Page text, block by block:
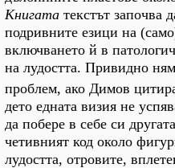
Книгата текстът започва
подривните езици на
включването й в
на лудостта. Привидно
проблем, ако Димов
дето едната визия не
да побере в себе си
четивният код около
лудостта, отровите,